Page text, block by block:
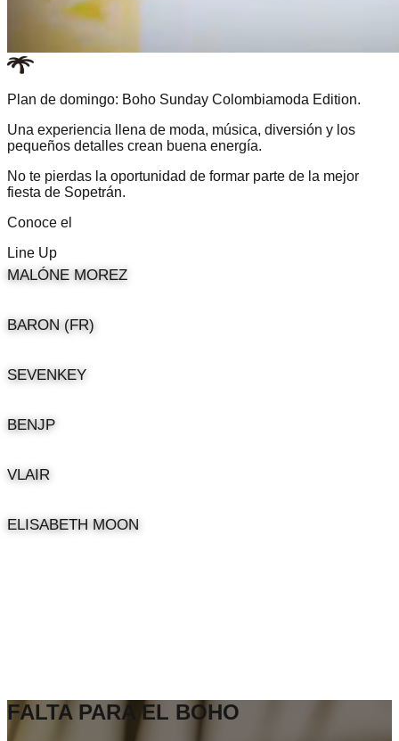
Plan de domingo: Boho Sunday Colombiamoda Edition.
Una experiencia llena de moda, música, diversión y los
pequeños detalles crean buena energía.
No te pierdas la oportunidad de formar parte de la mejor
fiesta de Sopetrán.
Conoce el
Line Up
MALÓNE MOREZ
BARON (FR)
SEVENKEY
BENJP
VLAIR
ELISABETH MOON
FALTA PARA EL BOHO